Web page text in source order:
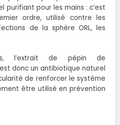
purifiant pour les mains : c’est
ordre, utilisé contre les
de la sphère ORL, les
l’extrait de pépin de
donc un antibiotique naturel
de renforcer le système
être utilisé en prévention